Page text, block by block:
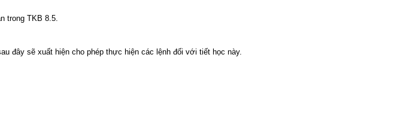
trong TKB 8.5.
đây sẽ xuất hiện cho phép thực hiện các lệnh đối với tiết học này.